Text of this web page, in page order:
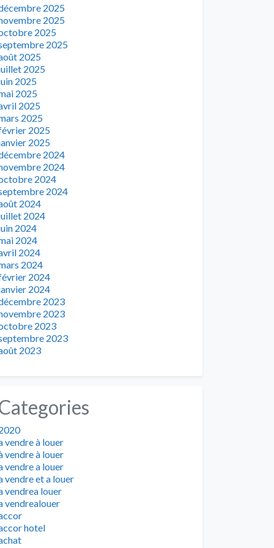
2025
2025
2025
2025
2025
2025
2025
2025
2025
2025
2025
2025
2024
2024
2024
2024
2024
2024
2024
2024
2024
2024
2024
2024
2023
2023
2023
2023
2023
vendre à louer
vendre à louer
vendre a louer
vendre et a louer
vendrea louer
vendrealouer
hotel